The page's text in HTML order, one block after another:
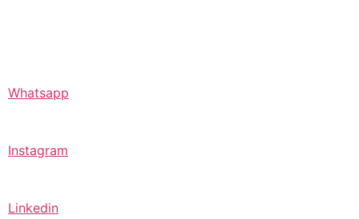
Whatsapp
Instagram
Linkedin